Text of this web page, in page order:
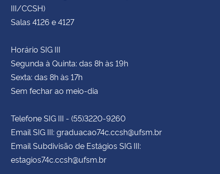
III/CCSH)
Salas 4126 e 4127
Horário SIG III
Segunda à Quinta: das 8h às 19h
Sexta: das 8h às 17h
Sem fechar ao meio-dia
Telefone SIG III - (55)3220-9260
Email SIG III: graduacao74c.ccsh@ufsm.br
Email Subdivisão de Estágios SIG III:
estagios74c.ccsh@ufsm.br